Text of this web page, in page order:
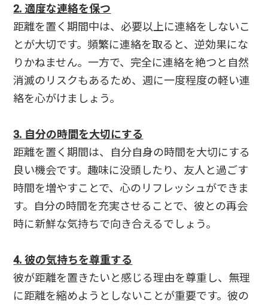
2. 適度な連絡を保つ
距離を置く期間中は、必要以上に連絡をしないこ
とが大切です。頻繁に連絡を取ると、逆効果にな
りかねません。一方で、完全に連絡を絶つと自然
消滅のリスクもあるため、週に一度程度の軽い連
絡を心がけましょう。
3. 自分の時間を大切にする
距離を置く期間は、自分自身の時間を大切にする
良い機会です。趣味に没頭したり、友人と過ごす
時間を増やすことで、心のリフレッシュができま
す。自分の時間を充実させることで、彼との再会
時に新鮮な気持ちで向き合えるでしょう。
4. 彼の気持ちを尊重する
彼が距離を置きたいと感じる理由を尊重し、無理
に距離を縮めようとしないことが重要です。彼の